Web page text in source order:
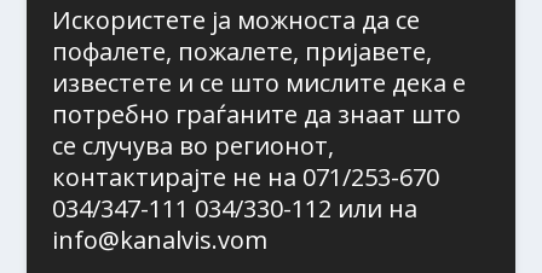
Искористете ја можноста да се
пофалете, пожалете, пријавете,
известете и се што мислите дека е
потребно граѓаните да знаат што
се случува во регионот,
контактирајте не на 071/253-670
034/347-111 034/330-112 или на
info@kanalvis.vom